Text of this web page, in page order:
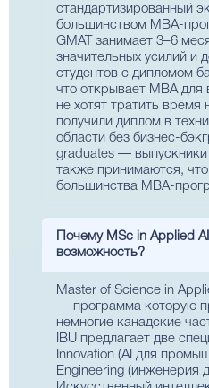
стандартизированный
большинством MBA-
GMAT занимает 3–6
значительных усилий и
студентов с дипломом
что открывает MBA для
не хотят тратить время
получили диплом в
области без бизнес-
graduates —
также принимаются, что
большинства MBA-
Почему MSc in Applied
возможность?
Master of Science in
— программа которую
немногие канадские
IBU предлагает две
Innovation (AI для
Engineering (инженерия